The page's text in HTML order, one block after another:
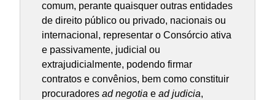
comum, perante quaisquer outras entidades
de direito público ou privado, nacionais ou
internacional, representar o Consórcio ativa
e passivamente, judicial ou
extrajudicialmente, podendo firmar
contratos e convênios, bem como constituir
procuradoresad negotia ead judicia,